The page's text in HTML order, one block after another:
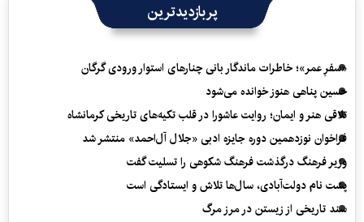
پربازدیدترین
«سفرِ عمر»؛ خاطرات ماندگار بانی چنارهای استوار ورودی گرگان
حسین پناهی هنوز خوانده می‌شود
تلاقی هنر و ایمان؛ روایت عاشورا در قلب تکیه‌های تاریخی کرمانشاه
فراخوان نوزدهمین دوره جایزه ادبی «جلال آل‌احمد» منتشر شد
وزیر فرهنگ درگذشت فرهنگ شکوهی را تسلیت گفت
پشت نام دولت‌آبادی، سال‌ها تلاش و ایستادگی است
سند تاریخی از زیستن در مرز مرگ